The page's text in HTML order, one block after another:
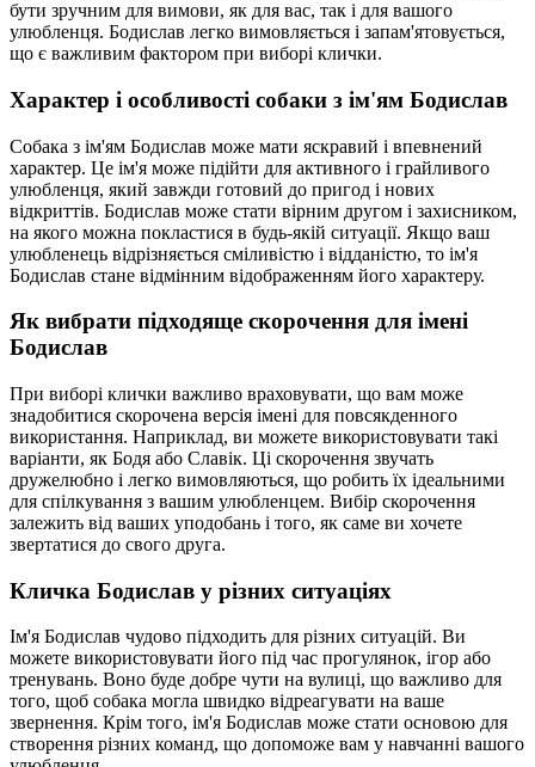
бути зручним для вимови, як для вас, так і для вашого
улюбленця. Бодислав легко вимовляється і запам'ятовується,
що є важливим фактором при виборі клички.
Характер і особливості собаки з ім'ям Бодислав
Собака з ім'ям Бодислав може мати яскравий і впевнений
характер. Це ім'я може підійти для активного і грайливого
улюбленця, який завжди готовий до пригод і нових
відкриттів. Бодислав може стати вірним другом і захисником,
на якого можна покластися в будь-якій ситуації. Якщо ваш
улюбленець відрізняється сміливістю і відданістю, то ім'я
Бодислав стане відмінним відображенням його характеру.
Як вибрати підходяще скорочення для імені
Бодислав
При виборі клички важливо враховувати, що вам може
знадобитися скорочена версія імені для повсякденного
використання. Наприклад, ви можете використовувати такі
варіанти, як Бодя або Славік. Ці скорочення звучать
дружелюбно і легко вимовляються, що робить їх ідеальними
для спілкування з вашим улюбленцем. Вибір скорочення
залежить від ваших уподобань і того, як саме ви хочете
звертатися до свого друга.
Кличка Бодислав у різних ситуаціях
Ім'я Бодислав чудово підходить для різних ситуацій. Ви
можете використовувати його під час прогулянок, ігор або
тренувань. Воно буде добре чути на вулиці, що важливо для
того, щоб собака могла швидко відреагувати на ваше
звернення. Крім того, ім'я Бодислав може стати основою для
створення різних команд, що допоможе вам у навчанні вашого